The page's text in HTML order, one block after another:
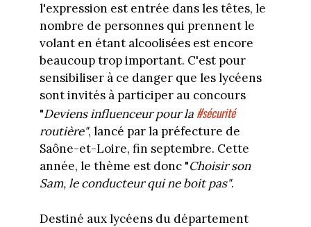
l'expression est entrée dans les têtes, le
nombre de personnes qui prennent le
volant en étant alcoolisées est encore
beaucoup trop important. C'est pour
sensibiliser à ce danger que les lycéens
sont invités à participer au concours
"Deviens influenceur pour la#sécurité
routière", lancé par la préfecture de
Saône-et-Loire, fin septembre. Cette
année, le thème est donc "Choisir son
Sam, le conducteur qui ne boit pas".
Destiné aux lycéens du département